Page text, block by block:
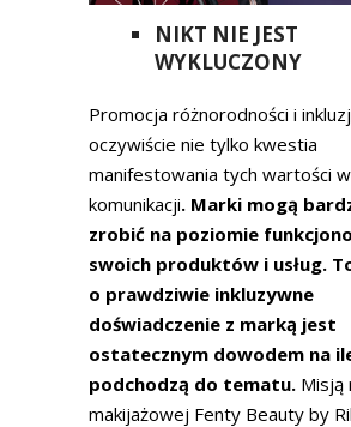
NIKT NIE JEST
WYKLUCZONY
Promocja różnorodności i
oczywiście nie tylko kwestia
manifestowania tych wartości w
komunikacji. Marki mogą
zrobić na poziomie
swoich produktów i usług.
o prawdziwie inkluzywne
doświadczenie z marką jest
ostatecznym dowodem na
podchodzą do tematu. Misją
makijażowej Fenty Beauty by